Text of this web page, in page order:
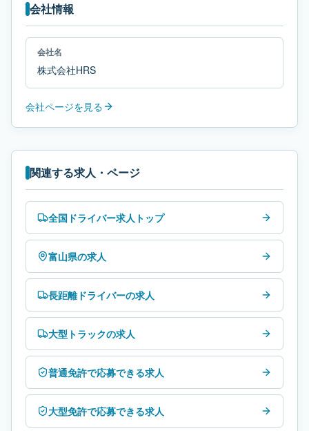
会社情報
会社名
株式会社HRS
会社ページを見る
関連する求人・ページ
全国ドライバー求人トップ
富山県の求人
長距離ドライバーの求人
大型トラックの求人
普通免許で応募できる求人
大型免許で応募できる求人